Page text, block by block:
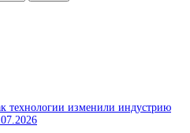
технологии изменили индустрию